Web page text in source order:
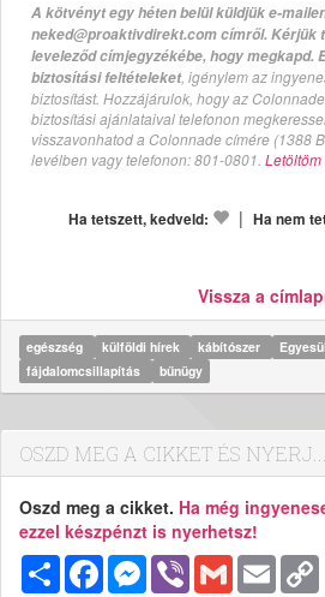
A kötvényt egy héten belül küldjük e-
neked@proaktivdirekt.com címről. Kérjük
leveleződ címjegyzékébe, hogy megkapd.
biztosítási feltételeket, igénylem az
biztosítást. Hozzájárulok, hogy az
biztosítási ajánlataival telefonon
visszavonhatod a Colonnade címére (1388
levélben vagy telefonon: 801-0801. Letöltöm
Ha tetszett, kedveld: | Ha nem
Vissza a
egészség külföldi hírek kábítószer
fájdalomcsillapítás
bűnügy
OSZD MEG A CIKKET ÉS NYERJ...
Oszd meg a cikket. Ha még
ezzel készpénzt is nyerhetsz!
MegosztásFacebookMessenger
Viber Gmail Email